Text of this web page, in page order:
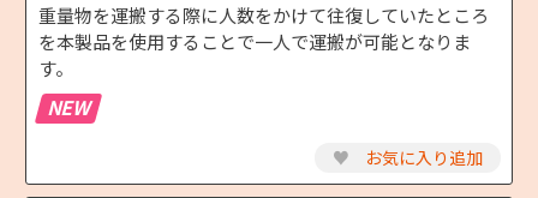
重量物を運搬する際に人数をかけて往復していたところ
を本製品を使用することで一人で運搬が可能となりま
す。
NEW
♥ お気に入り追加